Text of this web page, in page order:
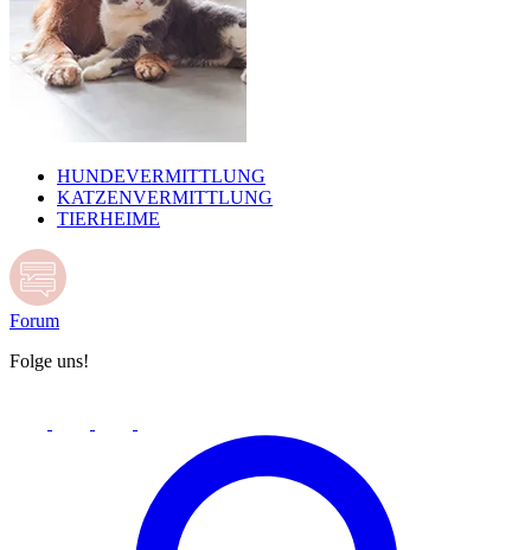
HUNDEVERMITTLUNG
KATZENVERMITTLUNG
TIERHEIME
Forum
Folge uns!